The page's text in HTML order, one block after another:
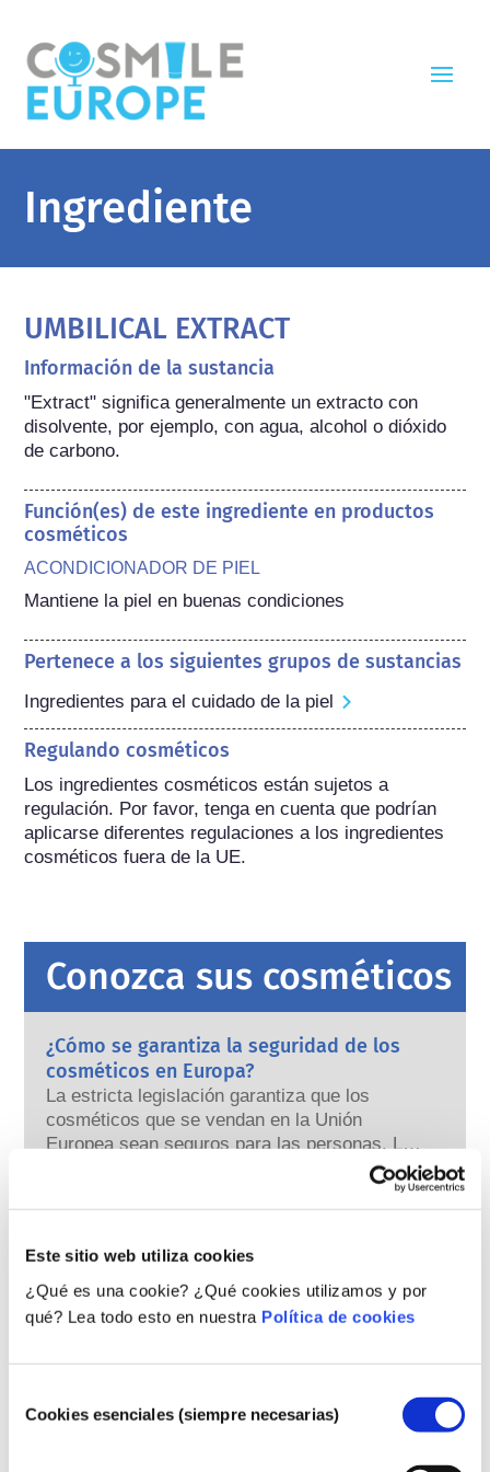
Este sitio web utiliza cookies
¿Qué es una cookie? ¿Qué cookies utilizamos y por
qué? Lea todo esto en nuestra Política de cookies
deCookies esenciales (siempre necesarias)
Ingrediente
UMBILICAL EXTRACT
Información de la sustancia
"Extract" significa generalmente un extracto con
disolvente, por ejemplo, con agua, alcohol o dióxido
de carbono.
Función(es) de este ingrediente en productos
cosméticos
ACONDICIONADOR DE PIEL
Mantiene la piel en buenas condiciones
Pertenece a los siguientes grupos de sustancias
Ingredientes para el cuidado de la piel
Regulando cosméticos
Los ingredientes cosméticos están sujetos a
regulación. Por favor, tenga en cuenta que podrían
aplicarse diferentes regulaciones a los ingredientes
cosméticos fuera de la UE.
Conozca sus cosméticos
¿Cómo se garantiza la seguridad de los
cosméticos en Europa?
La estricta legislación garantiza que los
cosméticos que se vendan en la Unión
Europea sean seguros para las personas. Las
empresas y las autoridades reguladoras
responsabilidad compartida de garantizar la
¿Qué debo saber sobre los disruptores
Se ha afirmado que algunos ingredientes
“disruptores endocrinos” porque pueden imitar
algunas de las propiedades de nuestras
sustancias, incluidas las naturales, imitan a
leer más
¿Se prueban los cosméticos en animales?
En la Unión Europea, la experimentación de